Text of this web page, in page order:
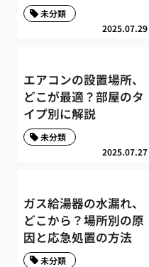
2025.07.29
未分類
エアコンの設置場所、
どこが最適？部屋のタ
イプ別に解説
2025.07.27
未分類
ガス給湯器の水漏れ、
どこから？場所別の原
因と応急処置の方法
未分類